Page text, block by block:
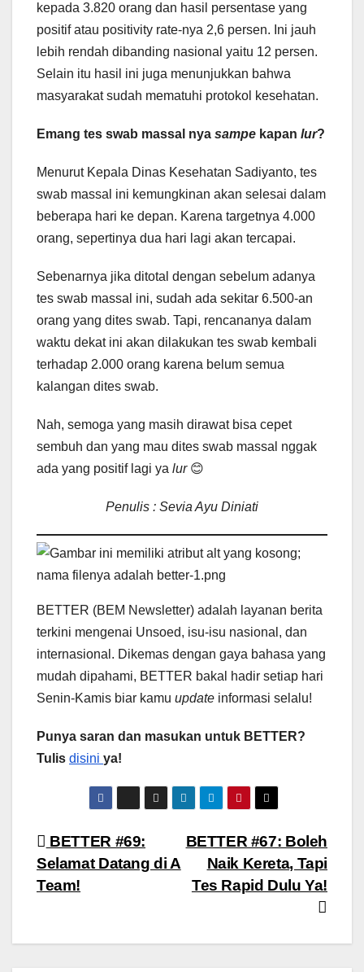
kepada 3.820 orang dan hasil persentase yang
positif atau positivity rate-nya 2,6 persen. Ini jauh
lebih rendah dibanding nasional yaitu 12 persen.
Selain itu hasil ini juga menunjukkan bahwa
masyarakat sudah mematuhi protokol kesehatan.
Emang tes swab massal nya sampe kapan lur?
Menurut Kepala Dinas Kesehatan Sadiyanto, tes
swab massal ini kemungkinan akan selesai dalam
beberapa hari ke depan. Karena targetnya 4.000
orang, sepertinya dua hari lagi akan tercapai.
Sebenarnya jika ditotal dengan sebelum adanya
tes swab massal ini, sudah ada sekitar 6.500-an
orang yang dites swab. Tapi, rencananya dalam
waktu dekat ini akan dilakukan tes swab kembali
terhadap 2.000 orang karena belum semua
kalangan dites swab.
Nah, semoga yang masih dirawat bisa cepet
sembuh dan yang mau dites swab massal nggak
ada yang positif lagi ya lur😊
Penulis : Sevia Ayu Diniati
BETTER (BEM Newsletter) adalah layanan berita
terkini mengenai Unsoed, isu-isu nasional, dan
internasional. Dikemas dengan gaya bahasa yang
mudah dipahami, BETTER bakal hadir setiap hari
Senin-Kamis biar kamu update informasi selalu!
Punya saran dan masukan untuk BETTER?
Tulis disini ya!
Navigasi
pos
BETTER #67: Boleh
Naik Kereta, Tapi
Tes Rapid Dulu Ya!
BETTER #69:
Selamat Datang di A
Team!